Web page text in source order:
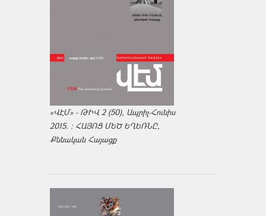
«ՎԷՄ» - ԹԻՎ 2 (50), Ապրիլ-Հունիս
2015. : ՀԱՅՈՑ ՄԵԾ ԵՂԵՌՆԸ,
Քննական Հայացք